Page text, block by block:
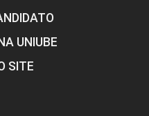
UNIUBE
SITE